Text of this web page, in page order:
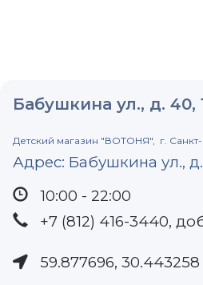
Бабушкина ул., д.
Детский магазин "ВОТОНЯ", г.
Адрес: Бабушкина ул.,
10:00 - 22:00
+7 (812) 416-3440,
59.877696, 30.443258